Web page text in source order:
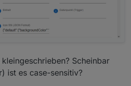
Scheinbar
ist es case-sensitiv?